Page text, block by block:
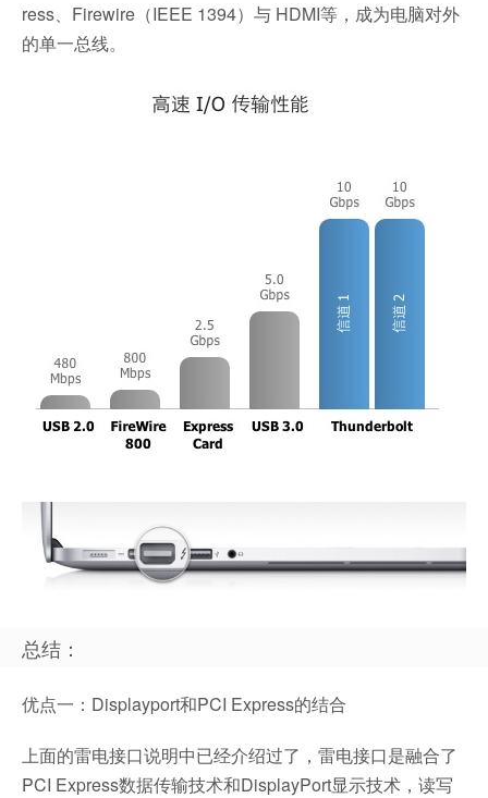
ress、Firewire（IEEE 1394）与 HDMI等，成为电脑对外
的单一总线。
总结：
优点一：Displayport和PCI Express的结合
上面的雷电接口说明中已经介绍过了，雷电接口是融合了
PCI Express数据传输技术和DisplayPort显示技术，读写